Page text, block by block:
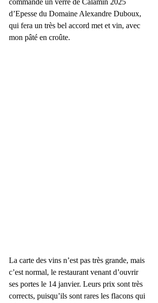
commande un verre de Calamin 2025
d’Epesse du Domaine Alexandre Duboux,
qui fera un très bel accord met et vin, avec
mon pâté en croûte.
La carte des vins n’est pas très grande, mais
c’est normal, le restaurant venant d’ouvrir
ses portes le 14 janvier. Leurs prix sont très
corrects, puisqu’ils sont rares les flacons qui